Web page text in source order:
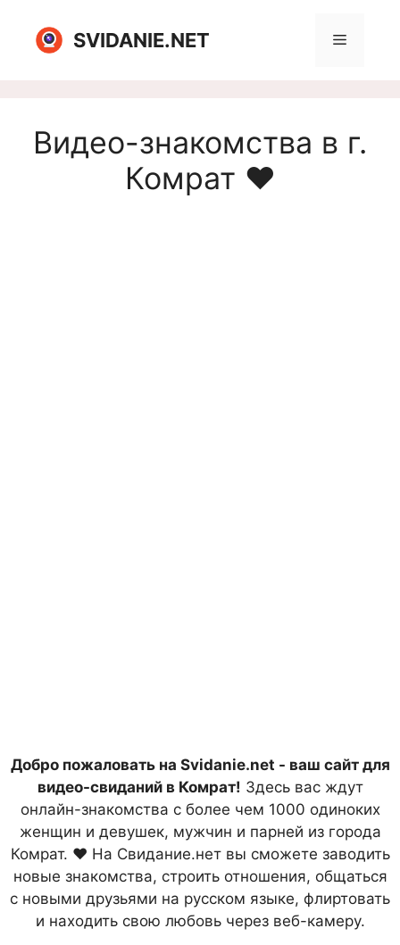
содержимому
SVIDANIE.NET Меню
Видео-знакомства в г.
Комрат ❤️
Добро пожаловать на Svidanie.net - ваш сайт для
видео-свиданий в Комрат! Здесь вас ждут
онлайн-знакомства с более чем 1000 одиноких
женщин и девушек, мужчин и парней из города
Комрат. ❤ На Свидание.нет вы сможете заводить
новые знакомства, строить отношения, общаться
с новыми друзьями на русском языке, флиртовать
и находить свою любовь через веб-камеру.